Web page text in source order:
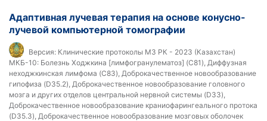
Адаптивная лучевая терапия на основе конусно-
лучевой компьютерной томографии
Версия: Клинические протоколы МЗ РК - 2023 (Казахстан)
МКБ-10: Болезнь Ходжкина [лимфогранулематоз] (C81), Диффузная
неходжкинская лимфома (C83), Доброкачественное новообразование
гипофиза (D35.2), Доброкачественное новообразование головного
мозга и других отделов центральной нервной системы (D33),
Доброкачественное новообразование краниофарингеального протока
(D35.3), Доброкачественное новообразование мозговых оболочек